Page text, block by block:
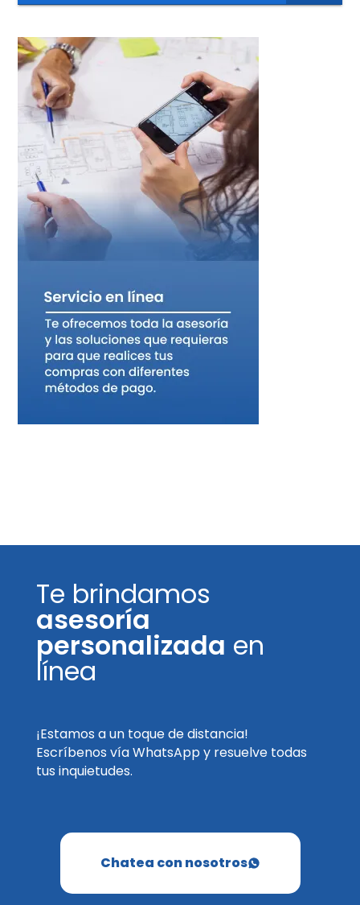
Te brindamos
asesoría
personalizada en
línea
¡Estamos a un toque de distancia!
Escríbenos vía WhatsApp y resuelve todas
tus inquietudes.
Chatea con nosotros